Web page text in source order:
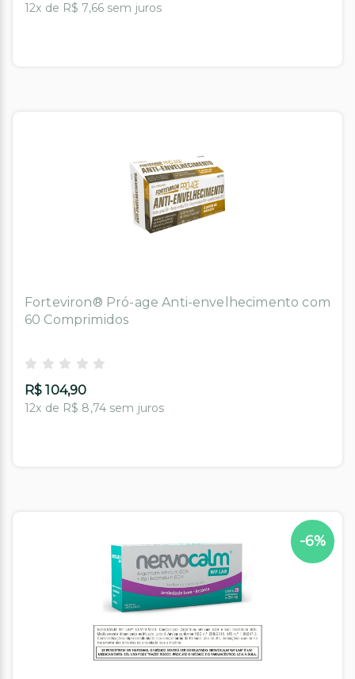
12x de R$ 7,66 sem juros
Forteviron® Pró-age Anti-envelhecimento com
60 Comprimidos
R$ 104,90
12x de R$ 8,74 sem juros
-6%